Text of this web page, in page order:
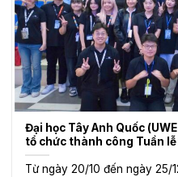
Đại học Tây Anh Quốc
tổ chức thành công Tuần
Từ ngày 20/10 đến ngày 25/